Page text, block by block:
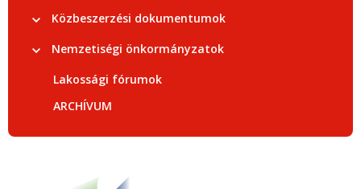
Közbeszerzési dokumentumok
Nemzetiségi önkormányzatok
Lakossági fórumok
ARCHÍVUM